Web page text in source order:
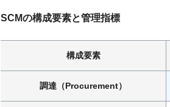
SCMの構成要素と管理指標
構成要素
調達（Procurement）